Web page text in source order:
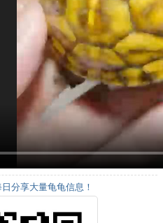
分享大量龟龟信息！